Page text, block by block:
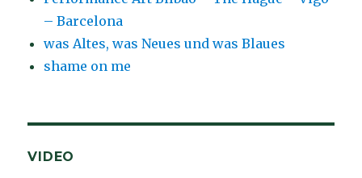
– Barcelona
was Altes, was Neues und was Blaues
shame on me
VIDEO